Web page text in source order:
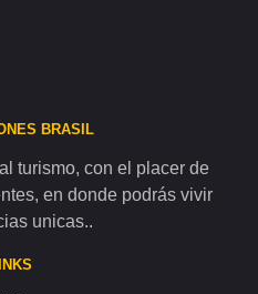
BRASIL
turismo, con el placer de
en donde podrás vivir
unicas..